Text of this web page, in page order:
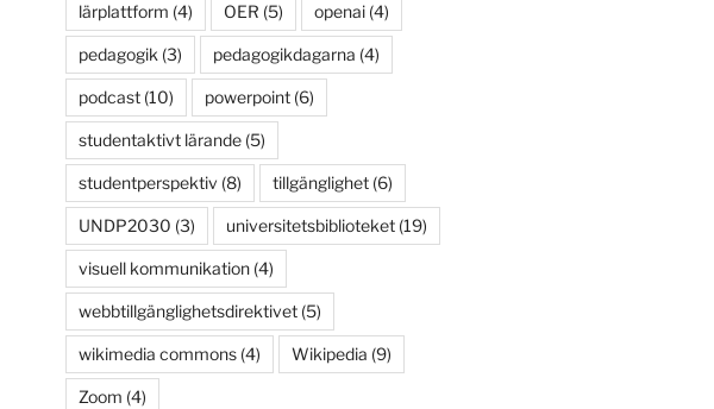
lärplattform (4) OER (5) openai(4)
pedagogik (3) pedagogikdagarna (4)
podcast(10) powerpoint(6)
studentaktivt lärande(5)
studentperspektiv (8) tillgänglighet(6)
UNDP2030 (3) universitetsbiblioteket(19)
visuell kommunikation(4)
webbtillgänglighetsdirektivet(5)
wikimedia commons(4) Wikipedia (9)
Zoom (4)